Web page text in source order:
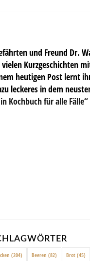
und Freund Dr.
Kurzgeschichten
heutigen Post lernt
leckeres in dem
Kochbuch für alle Fälle“
(204) Beeren (82) Brot (45)